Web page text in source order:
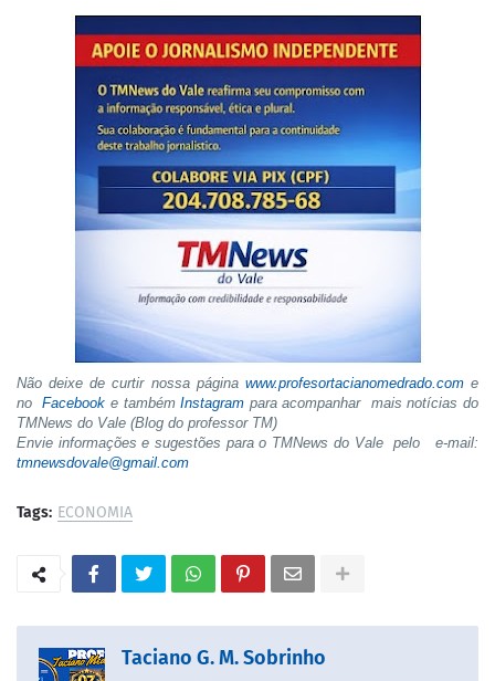
Não deixe de curtir nossa página www.profesortacianomedrado.come
noFacebook e tambémInstagram para acompanhar mais notícias do
TMNews do Vale (Blog do professor TM)
Envie informações e sugestões para o TMNews do Vale pelo e-mail:
tmnewsdovale@gmail.com
Tags: ECONOMIA
Taciano G. M. Sobrinho